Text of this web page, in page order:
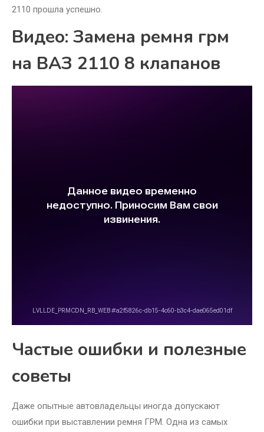
2110 прошла успешно.
Видео: Замена ремня грм
на ВАЗ 2110 8 клапанов
Частые ошибки и полезные
советы
Даже опытные автовладельцы иногда допускают
ошибки при выставлении ремня ГРМ. Одна из самых